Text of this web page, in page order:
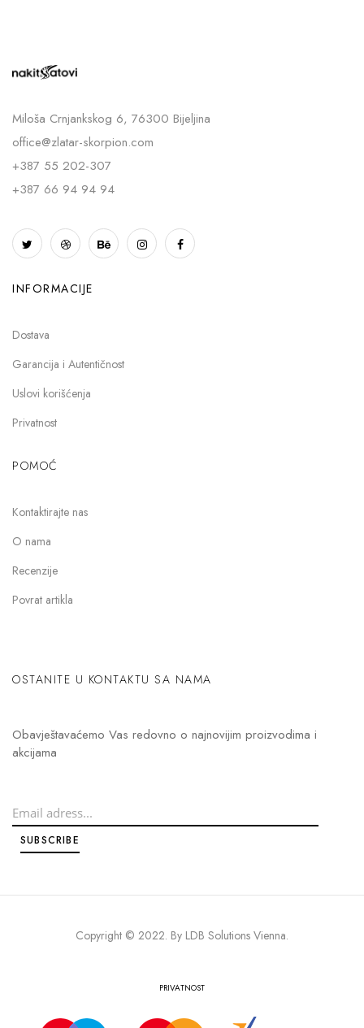
Miloša Crnjankskog 6, 76300 Bijeljina
office@zlatar-skorpion.com
+387 55 202-307
+387 66 94 94 94
INFORMACIJE
Dostava
Garancija i Autentičnost
Uslovi korišćenja
Privatnost
POMOĆ
Kontaktirajte nas
O nama
Recenzije
Povrat artikla
OSTANITE U KONTAKTU SA NAMA
Obavještavaćemo Vas redovno o najnovijim proizvodima i
akcijama
Copyright © 2022. By LDB Solutions Vienna.
PRIVATNOST